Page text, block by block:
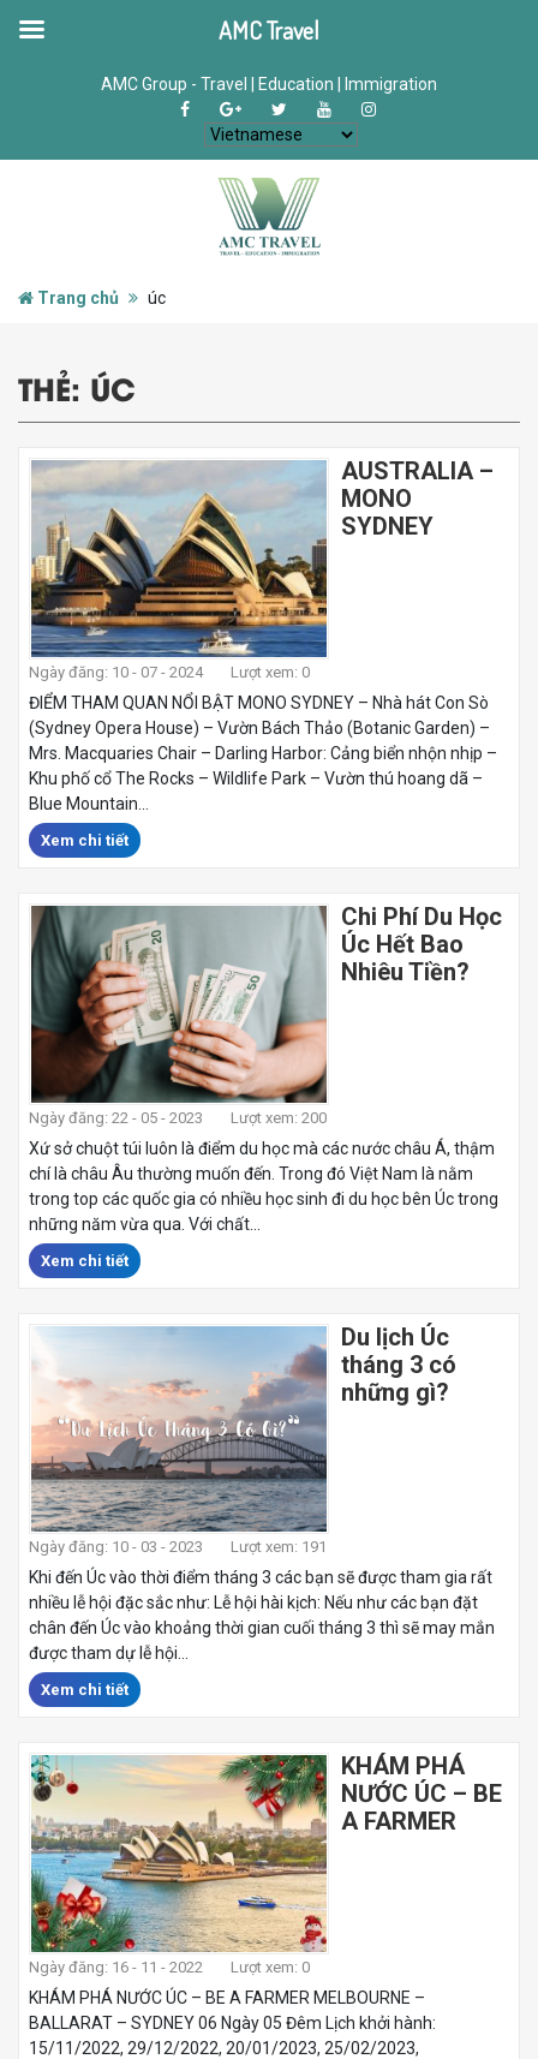
AMC Group - Travel | Education | Immigration
Trang chủ úc
THẺ: ÚC
AUSTRALIA –
MONO
SYDNEY
Ngày đăng: 10 - 07 - 2024 Lượt xem: 0
ĐIỂM THAM QUAN NỔI BẬT MONO SYDNEY – Nhà hát Con Sò
(Sydney Opera House) – Vườn Bách Thảo (Botanic Garden) –
Mrs. Macquaries Chair – Darling Harbor: Cảng biển nhộn nhịp –
Khu phố cổ The Rocks – Wildlife Park – Vườn thú hoang dã –
Blue Mountain...
Xem chi tiết
Chi Phí Du Học
Úc Hết Bao
Nhiêu Tiền?
Ngày đăng: 22 - 05 - 2023 Lượt xem: 200
Xứ sở chuột túi luôn là điểm du học mà các nước châu Á, thậm
chí là châu Âu thường muốn đến. Trong đó Việt Nam là nằm
trong top các quốc gia có nhiều học sinh đi du học bên Úc trong
những năm vừa qua. Với chất...
Xem chi tiết
Du lịch Úc
tháng 3 có
những gì?
Ngày đăng: 10 - 03 - 2023 Lượt xem: 191
Khi đến Úc vào thời điểm tháng 3 các bạn sẽ được tham gia rất
nhiều lễ hội đặc sắc như: Lễ hội hài kịch: Nếu như các bạn đặt
chân đến Úc vào khoảng thời gian cuối tháng 3 thì sẽ may mắn
được tham dự lễ hội...
Xem chi tiết
KHÁM PHÁ
NƯỚC ÚC – BE
A FARMER
Ngày đăng: 16 - 11 - 2022 Lượt xem: 0
KHÁM PHÁ NƯỚC ÚC – BE A FARMER MELBOURNE –
BALLARAT – SYDNEY 06 Ngày 05 Đêm Lịch khởi hành:
15/11/2022, 29/12/2022, 20/01/2023, 25/02/2023,
AMC Travel